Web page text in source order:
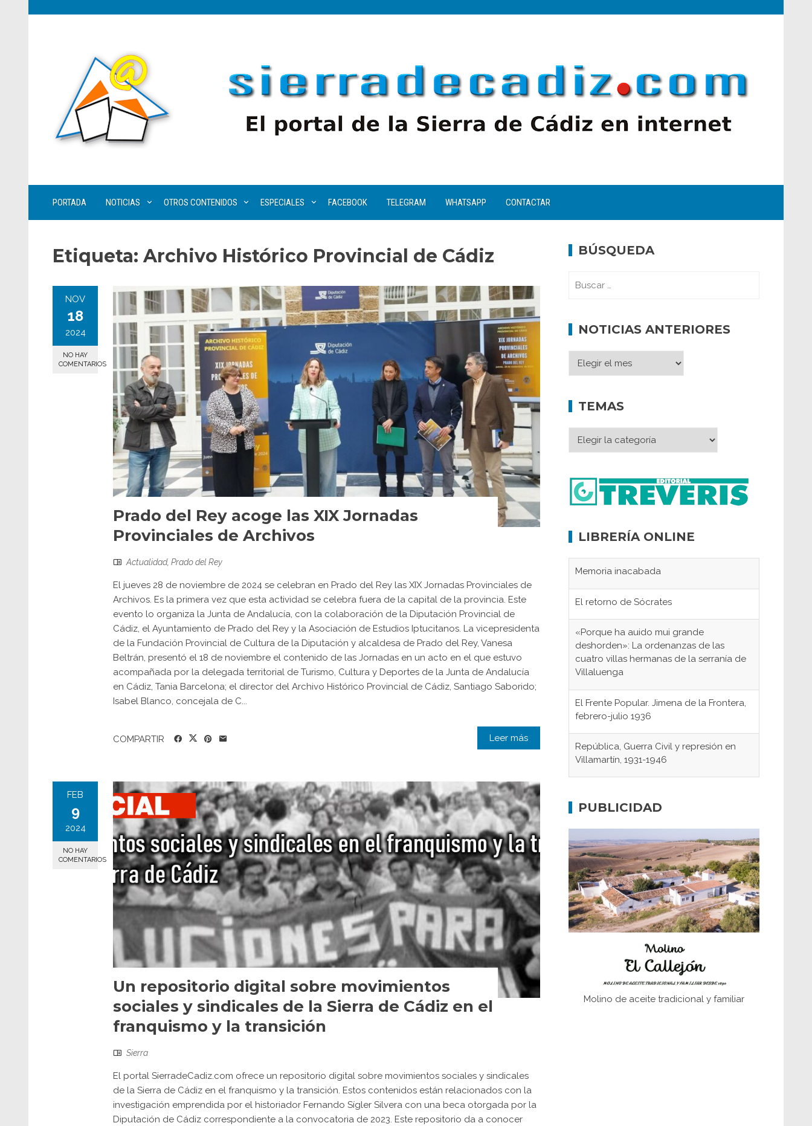
PORTADA NOTICIAS OTROS CONTENIDOS ESPECIALES FACEBOOK TELEGRAM WHATSAPP CONTACTAR
Etiqueta: Archivo Histórico Provincial de Cádiz
NOV
18
2024
NO HAY
COMENTARIOS
Prado del Rey acoge las XIX Jornadas
Provinciales de Archivos
Actualidad, Prado del Rey
El jueves 28 de noviembre de 2024 se celebran en Prado del Rey las XIX Jornadas Provinciales de
Archivos. Es la primera vez que esta actividad se celebra fuera de la capital de la provincia. Este
evento lo organiza la Junta de Andalucía, con la colaboración de la Diputación Provincial de
Cádiz, el Ayuntamiento de Prado del Rey y la Asociación de Estudios Iptucitanos. La vicepresidenta
de la Fundación Provincial de Cultura de la Diputación y alcaldesa de Prado del Rey, Vanesa
Beltrán, presentó el 18 de noviembre el contenido de las Jornadas en un acto en el que estuvo
acompañada por la delegada territorial de Turismo, Cultura y Deportes de la Junta de Andalucía
en Cádiz, Tania Barcelona; el director del Archivo Histórico Provincial de Cádiz, Santiago Saborido;
Isabel Blanco, concejala de C...
Leer más
COMPARTIR
FEB
9
2024
NO HAY
COMENTARIOS
Un repositorio digital sobre movimientos
sociales y sindicales de la Sierra de Cádiz en el
franquismo y la transición
Sierra
El portal SierradeCadiz.com ofrece un repositorio digital sobre movimientos sociales y sindicales
de la Sierra de Cádiz en el franquismo y la transición. Estos contenidos están relacionados con la
investigación emprendida por el historiador Fernando Sígler Silvera con una beca otorgada por la
Diputación de Cádiz correspondiente a la convocatoria de 2023. Este repositorio da a conocer
BÚSQUEDA
NOTICIAS ANTERIORES
TEMAS
LIBRERÍA ONLINE
cuatro villas hermanas de la serranía de
Villaluenga
Don Perafán de Ribera y sus
fundaciones de Bornos
El Frente Popular. Ubrique, febrero-julio
1936
Juntar las letras. La alfabetización en el
campo: del afán de saber a la
autogestión
Historia y vivencias del poblado de Los
PUBLICIDAD
Molino de aceite tradicional y familiar